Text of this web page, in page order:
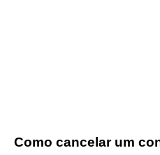
Como cancelar um